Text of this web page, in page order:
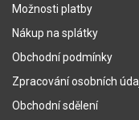
Možnosti platby
Nákup na splátky
Obchodní podmínky
Zpracování osobních
Obchodní sdělení